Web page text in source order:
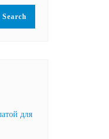
Search
для